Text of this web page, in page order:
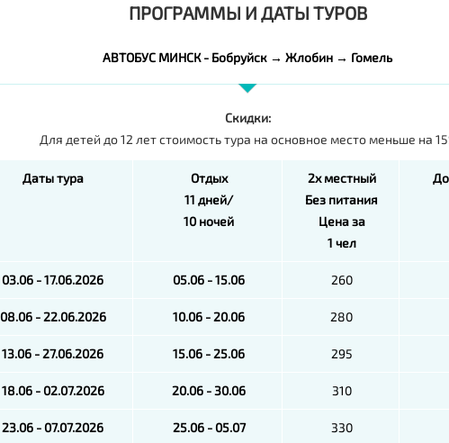
ПРОГРАММЫ И ДАТЫ ТУРОВ
АВТОБУС МИНСК - Бобруйск → Жлобин → Гомель
Скидки:
Для детей до 12 лет стоимость тура на основное место меньше на
Даты тура
Отдых
11 дней/
10 ночей
2х местный
Без питания
Цена за
1 чел
03.06 - 17.06.2026 05.06 - 15.06 260
08.06 - 22.06.2026 10.06 - 20.06 280
13.06 - 27.06.2026 15.06 - 25.06 295
18.06 - 02.07.2026 20.06 - 30.06 310
23.06 - 07.07.2026 25.06 - 05.07 330